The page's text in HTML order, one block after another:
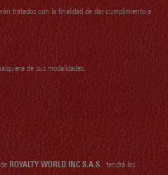
tratados con la finalidad de dar cumplimiento a
de sus modalidades.
ROYALTY WORLD INC S.A.S. tendrá las